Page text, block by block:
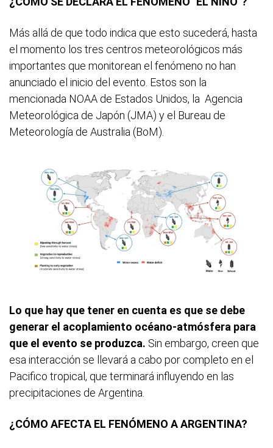
Más allá de que todo indica que esto sucederá, hasta
el momento los tres centros meteorológicos más
importantes que monitorean el fenómeno no han
anunciado el inicio del evento. Estos son la
mencionada NOAA de Estados Unidos, la Agencia
Meteorológica de Japón (JMA) y el Bureau de
Meteorología de Australia (BoM).
Lo que hay que tener en cuenta es que se debe
generar el acoplamiento océano-atmósfera para
que el evento se produzca. Sin embargo, creen que
esa interacción se llevará a cabo por completo en el
Pacifico tropical, que terminará influyendo en las
precipitaciones de Argentina.
¿CÓMO AFECTA EL FENÓMENO A ARGENTINA?